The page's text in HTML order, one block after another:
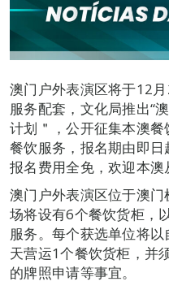
澳门户外表演区将于12
服务配套，文化局推出“
计划＂，公开征集本澳
餐饮服务，报名期由即
报名费用全免，欢迎本澳
澳门户外表演区位于澳
场将设有6个餐饮货柜，
服务。每个获选单位将
天营运1个餐饮货柜，并
的牌照申请等事宜。